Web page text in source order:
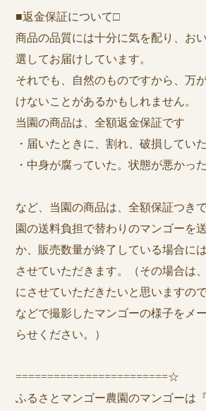
■返金保証について□
商品の品質には十分に気を配り、お
選してお届けしています。
それでも、自然のものですから、万
けないことがあるかもしれません。
当園の商品は、全額返金保証です
・届いたときに、割れ、破損していた
・中身が腐っていた。状態が悪かった
など、当園の商品は、全額保証つき
園の送料負担で替わりのマンゴーを
か、販売数量が終了している場合に
させていただきます。（その場合は
にさせていただきたいと思いますの
などで撮影したマンゴーの様子をメ
らせください。）
========================☆
ふるさとマンゴー農園のマンゴーは